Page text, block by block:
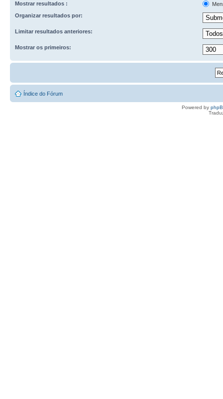
Mostrar resultados :
Organizar resultados por:
Limitar resultados anteriores:
Mostrar os primeiros:
Índice do Fórum
Powered by